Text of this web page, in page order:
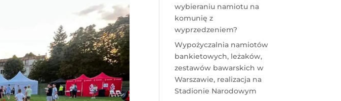
wybieraniu namiotu na
komunię z
wyprzedzeniem?
Wypożyczalnia namiotów
bankietowych, leżaków,
zestawów bawarskich w
Warszawie, realizacja na
Stadionie Narodowym